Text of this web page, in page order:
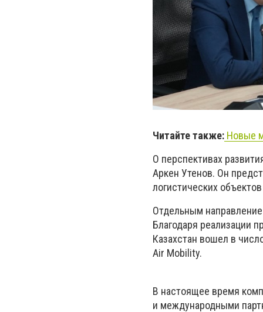
Читайте также: Новые
О перспективах
Аркен Утенов. Он
логистических
Отдельным
Благодаря реализации
Казахстан вошел в
Air Mobility.
В настоящее время
и международными